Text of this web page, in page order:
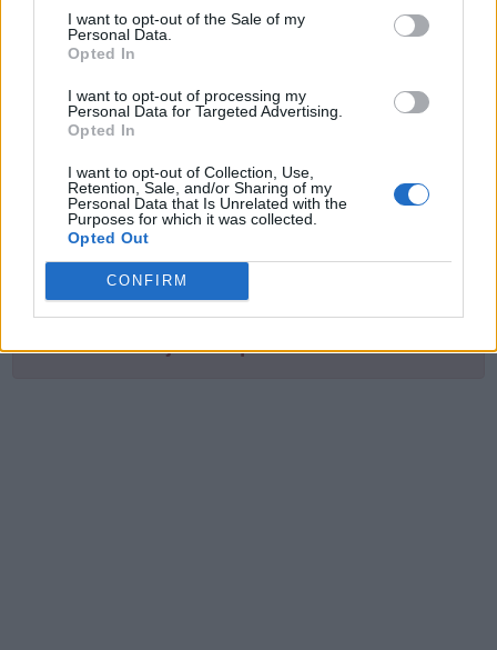
I want to opt-out of the Sale of my
Personal Data.
Opted In
I want to opt-out of processing my
Personal Data for Targeted Advertising.
Opted In
I want to opt-out of Collection, Use,
Retention, Sale, and/or Sharing of my
Personal Data that Is Unrelated with the
Purposes for which it was collected.
Opted Out
CONFIRM
niveau
connu.
Entrez
Le niveau de jeu n'a pas été trouvé.